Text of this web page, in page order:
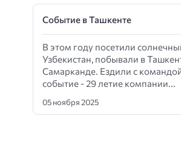
Событие в Ташкенте
В этом году посетили
Узбекистан, побывали в
Самарканде. Ездили с
событие - 29 летие компании...
05 ноября 2025